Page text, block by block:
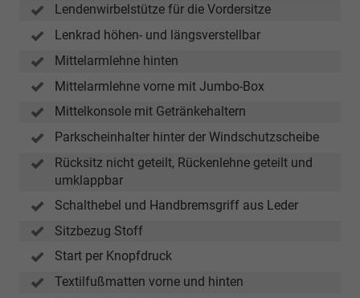
Lendenwirbelstütze für die Vordersitze
Lenkrad höhen- und längsverstellbar
Mittelarmlehne hinten
Mittelarmlehne vorne mit Jumbo-Box
Mittelkonsole mit Getränkehaltern
Parkscheinhalter hinter der Windschutzscheibe
Rücksitz nicht geteilt, Rückenlehne geteilt und
umklappbar
Schalthebel und Handbremsgriff aus Leder
Sitzbezug Stoff
Start per Knopfdruck
Textilfußmatten vorne und hinten